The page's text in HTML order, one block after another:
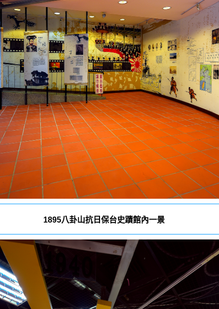
1895八卦山抗日保台史蹟館內一景